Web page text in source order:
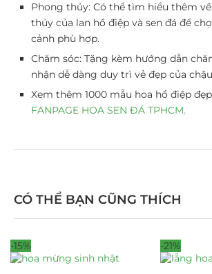
Phong thủy: Có thể tìm hiểu thêm
thủy của lan hồ điệp và sen đá để
cảnh phù hợp.
Chăm sóc: Tặng kèm hướng dẫn
nhận dễ dàng duy trì vẻ đẹp của
Xem thêm 1000 mẫu hoa hồ điệp
FANPAGE HOA SEN ĐÁ TPHCM.
CÓ THỂ BẠN CŨNG THÍCH
-15% -21%